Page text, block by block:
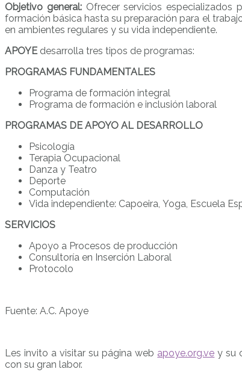
Objetivo general:Ofrecer servicios especializados
formación básica hasta su preparación para el
en ambientes regulares y su vida independiente.
APOYEdesarrolla tres tipos de programas:
PROGRAMAS FUNDAMENTALES
Programa de formación integral
Programa de formación e inclusión laboral
PROGRAMAS DE APOYO AL DESARROLLO
Psicología
Terapia Ocupacional
Danza y Teatro
Deporte
Computación
Vida independiente: Capoeira, Yoga, Escuela
SERVICIOS
Apoyo a Procesos de producción
Consultoría en Inserción Laboral
Protocolo
Fuente: A.C. Apoye
Les invito a visitar su página web apoye.org.ve y su
con su gran labor.